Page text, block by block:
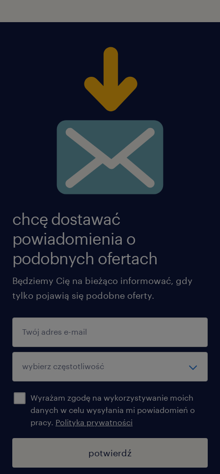
chcę dostawać
powiadomienia o
podobnych ofertach
Będziemy Cię na bieżąco informować, gdy
tylko pojawią się podobne oferty.
Wyrażam zgodę na wykorzystywanie moich
danych w celu wysyłania mi powiadomień o
pracy. Polityka prywatności
potwierdź